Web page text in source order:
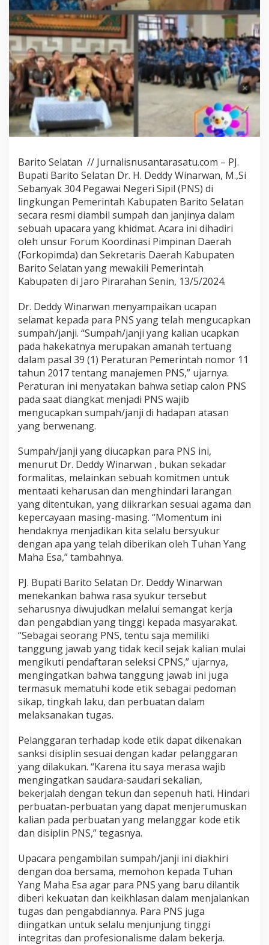
b
u
p
a
t
e
n
B
a
r
i
t
o
e
a
t
a
n
M
o
m
e
n
P
g
u
a
t
a
n
K
o
m
i
t
m
n
P
e
l
a
y
a
n
a
n
P
b
l
k
Barito Selatan // Jurnalisnusantarasatu.com – PJ.
Bupati Barito Selatan Dr. H. Deddy Winarwan, M.,Si
Sebanyak 304 Pegawai Negeri Sipil (PNS) di
lingkungan Pemerintah Kabupaten Barito Selatan
secara resmi diambil sumpah dan janjinya dalam
sebuah upacara yang khidmat. Acara ini dihadiri
oleh unsur Forum Koordinasi Pimpinan Daerah
(Forkopimda) dan Sekretaris Daerah Kabupaten
Barito Selatan yang mewakili Pemerintah
Kabupaten di Jaro Pirarahan Senin, 13/5/2024.
Dr. Deddy Winarwan menyampaikan ucapan
selamat kepada para PNS yang telah mengucapkan
sumpah/janji. “Sumpah/janji yang kalian ucapkan
pada hakekatnya merupakan amanah tertuang
dalam pasal 39 (1) Peraturan Pemerintah nomor 11
tahun 2017 tentang manajemen PNS,” ujarnya.
Peraturan ini menyatakan bahwa setiap calon PNS
pada saat diangkat menjadi PNS wajib
mengucapkan sumpah/janji di hadapan atasan
yang berwenang.
Sumpah/janji yang diucapkan para PNS ini,
menurut Dr. Deddy Winarwan , bukan sekadar
formalitas, melainkan sebuah komitmen untuk
mentaati keharusan dan menghindari larangan
yang ditentukan, yang diikrarkan sesuai agama dan
kepercayaan masing-masing. “Momentum ini
hendaknya menjadikan kita selalu bersyukur
dengan apa yang telah diberikan oleh Tuhan Yang
Maha Esa,” tambahnya.
PJ. Bupati Barito Selatan Dr. Deddy Winarwan
menekankan bahwa rasa syukur tersebut
seharusnya diwujudkan melalui semangat kerja
dan pengabdian yang tinggi kepada masyarakat.
“Sebagai seorang PNS, tentu saja memiliki
tanggung jawab yang tidak kecil sejak kalian mulai
mengikuti pendaftaran seleksi CPNS,” ujarnya,
mengingatkan bahwa tanggung jawab ini juga
termasuk mematuhi kode etik sebagai pedoman
sikap, tingkah laku, dan perbuatan dalam
melaksanakan tugas.
Pelanggaran terhadap kode etik dapat dikenakan
sanksi disiplin sesuai dengan kadar pelanggaran
yang dilakukan. “Karena itu saya merasa wajib
mengingatkan saudara-saudari sekalian,
bekerjalah dengan tekun dan sepenuh hati. Hindari
perbuatan-perbuatan yang dapat menjerumuskan
kalian pada perbuatan yang melanggar kode etik
dan disiplin PNS,” tegasnya.
Upacara pengambilan sumpah/janji ini diakhiri
dengan doa bersama, memohon kepada Tuhan
Yang Maha Esa agar para PNS yang baru dilantik
diberi kekuatan dan keikhlasan dalam menjalankan
tugas dan pengabdiannya. Para PNS juga
diingatkan untuk selalu menjunjung tinggi
integritas dan profesionalisme dalam bekerja.